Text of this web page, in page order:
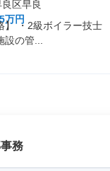
区早良
万円
】 ・2級ボイラー技士
の管...
務